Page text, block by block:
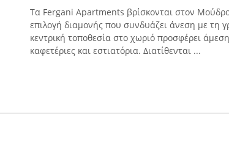
Τα Fergani Apartments βρίσκονται στον
επιλογή διαμονής που συνδυάζει άνεση με τη
κεντρική τοποθεσία στο χωριό προσφέρει
καφετέριες και εστιατόρια. Διατίθενται ...